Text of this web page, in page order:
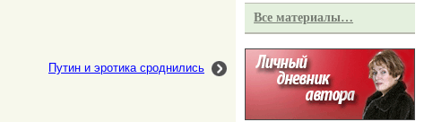
Путин и эротика сроднились
Все материалы…